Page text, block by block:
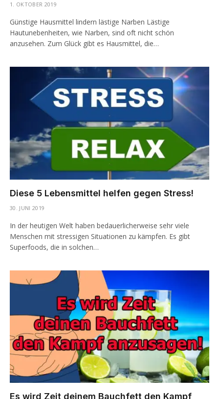
1. OKTOBER 2019
Günstige Hausmittel lindern lästige Narben Lästige
Hautunebenheiten, wie Narben, sind oft nicht schön
anzusehen. Zum Glück gibt es Hausmittel, die…
Diese 5 Lebensmittel helfen gegen Stress!
30. JUNI 2019
In der heutigen Welt haben bedauerlicherweise sehr viele
Menschen mit stressigen Situationen zu kämpfen. Es gibt
Superfoods, die in solchen…
Es wird Zeit deinem Bauchfett den Kampf